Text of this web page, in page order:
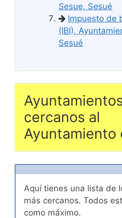
Sesue, Sesué
Impuesto de
(IBI),
Sesué
cercanos al
Ayuntamiento
Aquí tienes una lista de
más cercanos. Todos
como máximo.